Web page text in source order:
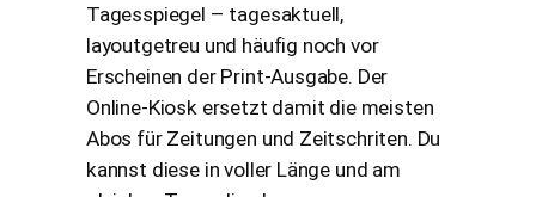
Tagesspiegel – tagesaktuell,
layoutgetreu und häufig noch vor
Erscheinen der Print-Ausgabe. Der
Online-Kiosk ersetzt damit die meisten
Abos für Zeitungen und Zeitschriten. Du
kannst diese in voller Länge und am